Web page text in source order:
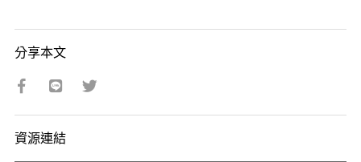
分享本文
資源連結